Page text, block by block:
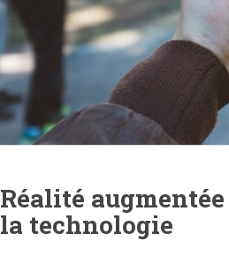
Réalité
la technologie